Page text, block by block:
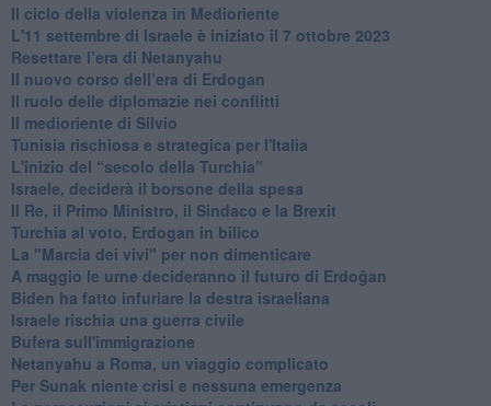
Il ciclo della violenza in Medioriente
L'11 settembre di Israele è iniziato il 7 ottobre 2023
Resettare l’era di Netanyahu
​Il nuovo corso dell’era di Erdogan
Il ruolo delle diplomazie nei conflitti
Il medioriente di Silvio
Tunisia rischiosa e strategica per l'Italia
L'inizio del “secolo della Turchia”
Israele, deciderà il borsone della spesa
Il Re, il Primo Ministro, il Sindaco e la Brexit
Turchia al voto, Erdogan in bilico
La "Marcia dei vivi" per non dimenticare
A maggio le urne decideranno il futuro di Erdoğan
Biden ha fatto infuriare la destra israeliana
Israele rischia una guerra civile
Bufera sull'immigrazione
Netanyahu a Roma, un viaggio complicato
Per Sunak niente crisi e nessuna emergenza